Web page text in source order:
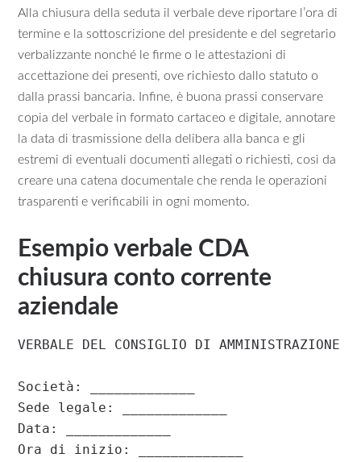
Alla chiusura della seduta il verbale deve riportare l’ora di
termine e la sottoscrizione del presidente e del segretario
verbalizzante nonché le firme o le attestazioni di
accettazione dei presenti, ove richiesto dallo statuto o
dalla prassi bancaria. Infine, è buona prassi conservare
copia del verbale in formato cartaceo e digitale, annotare
la data di trasmissione della delibera alla banca e gli
estremi di eventuali documenti allegati o richiesti, così da
creare una catena documentale che renda le operazioni
trasparenti e verificabili in ogni momento.
Esempio verbale CDA
chiusura conto corrente
aziendale
VERBALE DEL CONSIGLIO DI AMMINISTRAZIONE
Società: _____________
Sede legale: _____________
Data: _____________
Ora di inizio: _____________